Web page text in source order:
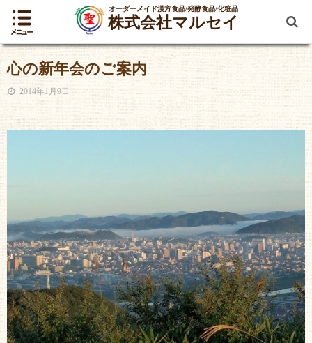
オーダーメイド漢方食品/発酵食品/化粧品
株式会社マルセイ
心の新年会のご案内
2014年1月9日